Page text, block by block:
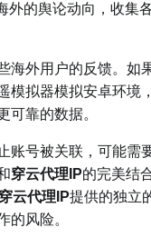
的舆论动向，收集
外用户的反馈。如
模拟器模拟安卓环境
可靠的数据。
号被关联，可能需
穿云代理IP的完美结
穿云代理IP提供的独立
的风险。